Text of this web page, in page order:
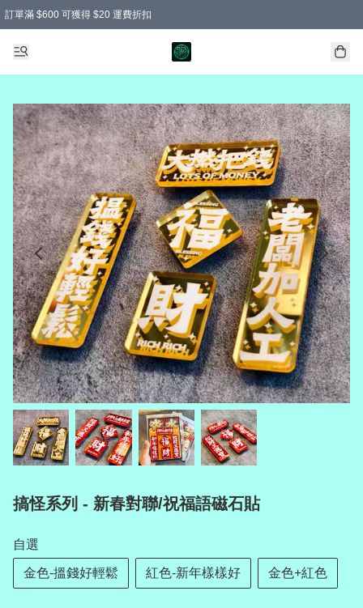
訂單滿 $600 可獲得 $20 運費折扣
搞怪系列 - 新春對聯/祝福語磁石貼
自選
金色-搵錢好輕鬆 紅色-新年樣樣好 金色+紅色